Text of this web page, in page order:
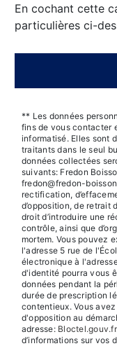
En cochant cette
particulières ci-
** Les données
fins de vous contacter
informatisé. Elles sont
traitants dans le seul
données collectées
suivants: Fredon
fredon@fredon-
rectification,
d’opposition, de retrait
droit d’introduire une
contrôle, ainsi que
mortem. Vous pouvez
l'adresse 5 rue de
électronique à
d'identité pourra vous
données pendant la
durée de prescription
contentieux. Vous
d'opposition au
adresse: Bloctel.gouv.fr
d’informations sur vos